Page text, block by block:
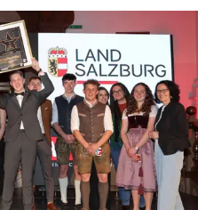
küren das Land Salzburg
gemeinsam den
dabei von einer Jury
Arbeiterkammer und der